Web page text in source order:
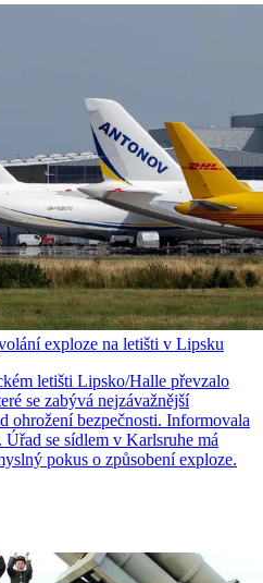
exploze na letišti v Lipsku
letišti Lipsko/Halle převzalo
se zabývá nejzávažnější
ohrožení bezpečnosti. Informovala
se sídlem v Karlsruhe má
pokus o způsobení exploze.